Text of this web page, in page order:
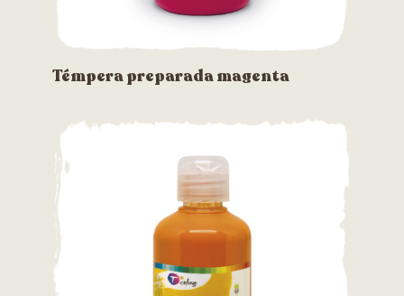
Témpera preparada magenta